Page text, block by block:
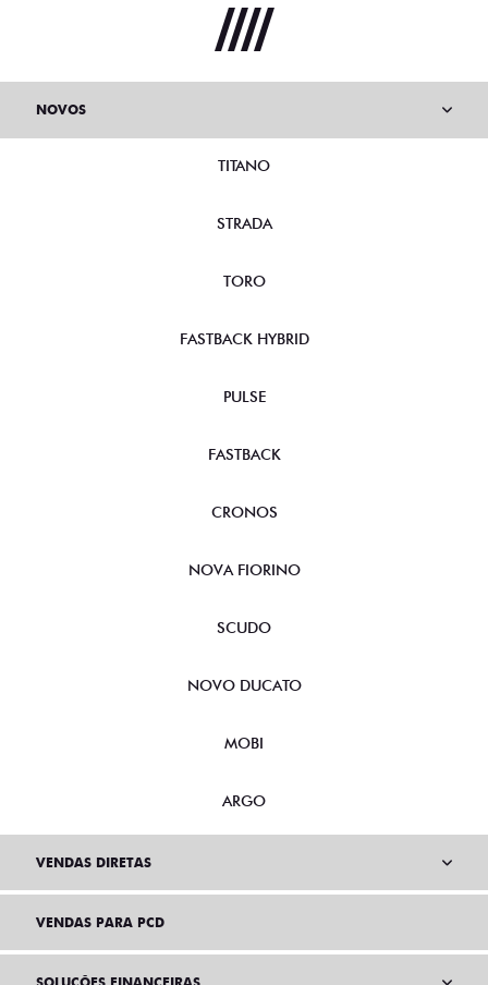
NOVOS
TITANO
STRADA
TORO
FASTBACK HYBRID
PULSE
FASTBACK
CRONOS
NOVA FIORINO
SCUDO
NOVO DUCATO
MOBI
ARGO
VENDAS DIRETAS
VENDAS PARA PCD